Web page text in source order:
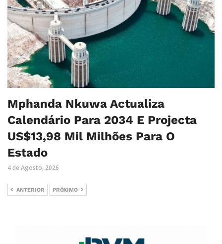
Mphanda Nkuwa Actualiza
Calendário Para 2034 E Projecta
US$13,98 Mil Milhões Para O
Estado
4 de Agosto, 2026
ANTERIOR PRÓXIMO